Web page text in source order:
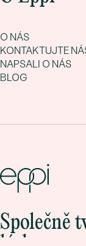
O NÁS
KONTAKTUJTE
NAPSALI O NÁS
BLOG
Společně